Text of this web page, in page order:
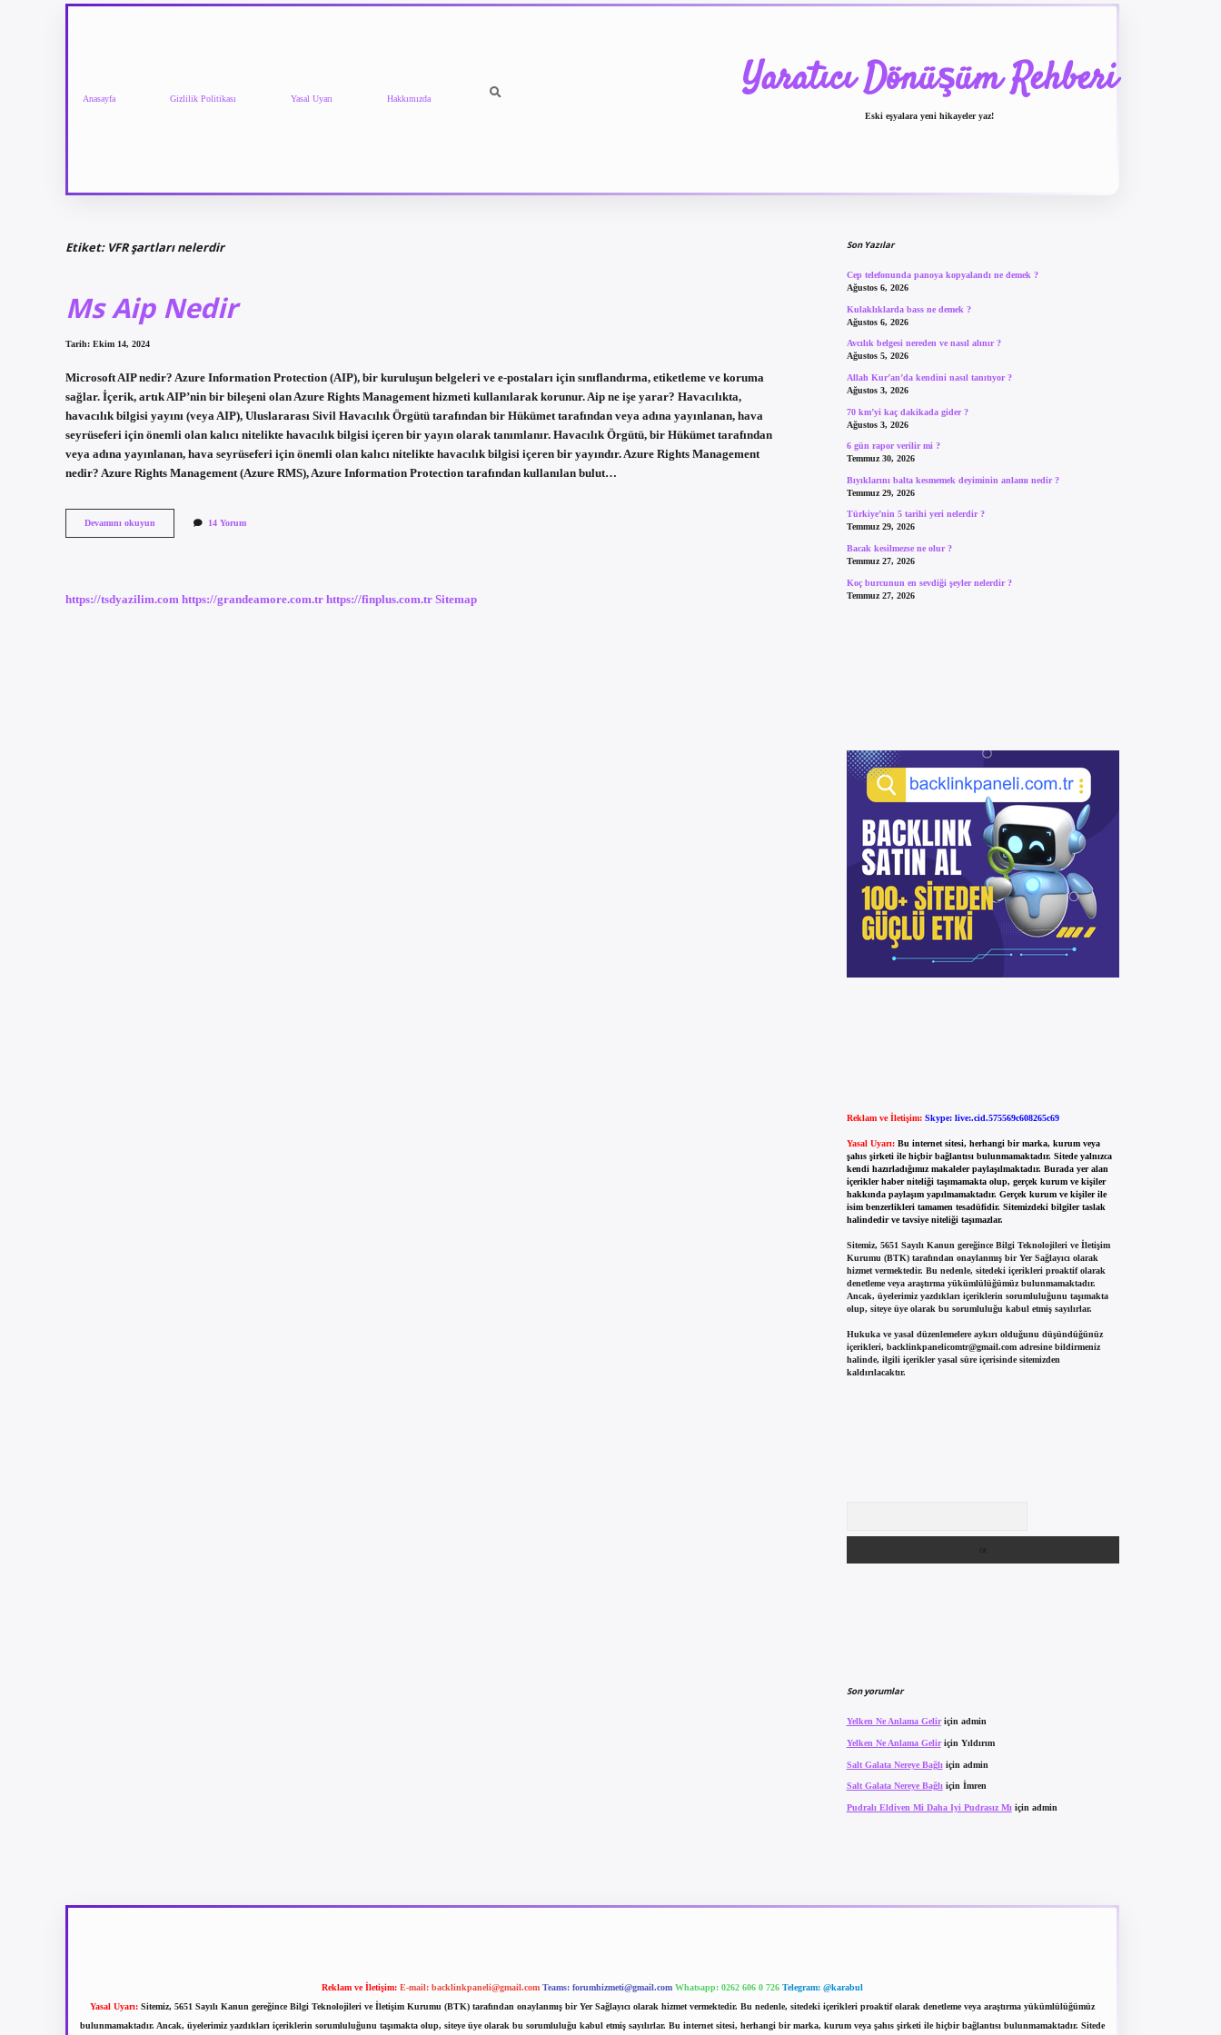
Anasayfa Gizlilik Politikası Yasal Uyarı Hakkımızda Yaratıcı Dönüşüm Rehberi
Eski eşyalara yeni hikayeler yaz!
Etiket: VFR şartları nelerdir
Ms Aip Nedir
Tarih: Ekim 14, 2024
Microsoft AIP nedir? Azure Information Protection (AIP), bir kuruluşun belgeleri ve e-postaları için sınıflandırma, etiketleme ve koruma
sağlar. İçerik, artık AIP’nin bir bileşeni olan Azure Rights Management hizmeti kullanılarak korunur. Aip ne işe yarar? Havacılıkta,
havacılık bilgisi yayını (veya AIP), Uluslararası Sivil Havacılık Örgütü tarafından bir Hükümet tarafından veya adına yayınlanan, hava
seyrüseferi için önemli olan kalıcı nitelikte havacılık bilgisi içeren bir yayın olarak tanımlanır. Havacılık Örgütü, bir Hükümet tarafından
veya adına yayınlanan, hava seyrüseferi için önemli olan kalıcı nitelikte havacılık bilgisi içeren bir yayındır. Azure Rights Management
nedir? Azure Rights Management (Azure RMS), Azure Information Protection tarafından kullanılan bulut…
Devamını okuyun
Aip
14 Yorum
https://tsdyazilim.com https://grandeamore.com.tr https://finplus.com.tr Sitemap
Son Yazılar
Cep telefonunda panoya kopyalandı ne demek ?
Ağustos 6, 2026
Kulaklıklarda bass ne demek ?
Ağustos 6, 2026
Avcılık belgesi nereden ve nasıl alınır ?
Ağustos 5, 2026
Allah Kur’an’da kendini nasıl tanıtıyor ?
Ağustos 3, 2026
70 km’yi kaç dakikada gider ?
Ağustos 3, 2026
6 gün rapor verilir mi ?
Temmuz 30, 2026
Bıyıklarını balta kesmemek deyiminin anlamı nedir ?
Temmuz 29, 2026
Türkiye’nin 5 tarihi yeri nelerdir ?
Temmuz 29, 2026
Bacak kesilmezse ne olur ?
Temmuz 27, 2026
Koç burcunun en sevdiği şeyler nelerdir ?
Temmuz 27, 2026
Reklam ve İletişim: Skype: live:.cid.575569c608265c69
Yasal Uyarı: Bu internet sitesi, herhangi bir marka, kurum veya
şahıs şirketi ile hiçbir bağlantısı bulunmamaktadır. Sitede yalnızca
kendi hazırladığımız makaleler paylaşılmaktadır. Burada yer alan
içerikler haber niteliği taşımamakta olup, gerçek kurum ve kişiler
hakkında paylaşım yapılmamaktadır. Gerçek kurum ve kişiler ile
isim benzerlikleri tamamen tesadüfidir. Sitemizdeki bilgiler taslak
halindedir ve tavsiye niteliği taşımazlar.
Sitemiz, 5651 Sayılı Kanun gereğince Bilgi Teknolojileri ve İletişim
Kurumu (BTK) tarafından onaylanmış bir Yer Sağlayıcı olarak
hizmet vermektedir. Bu nedenle, sitedeki içerikleri proaktif olarak
denetleme veya araştırma yükümlülüğümüz bulunmamaktadır.
Ancak, üyelerimiz yazdıkları içeriklerin sorumluluğunu taşımakta
olup, siteye üye olarak bu sorumluluğu kabul etmiş sayılırlar.
Hukuka ve yasal düzenlemelere aykırı olduğunu düşündüğünüz
içerikleri, backlinkpanelicomtr@gmail.comadresine bildirmeniz
halinde, ilgili içerikler yasal süre içerisinde sitemizden
kaldırılacaktır.
Son yorumlar
Yelken Ne Anlama Geliriçin admin
Yelken Ne Anlama Geliriçin Yıldırım
Salt Galata Nereye Bağlı için admin
Salt Galata Nereye Bağlı için İmren
Pudralı Eldiven Mi Daha Iyi Pudrasız Mı için admin
Reklam ve İletişim: E-mail: backlinkpaneli@gmail.com Teams: forumhizmeti@gmail.com Whatsapp: 0262 606 0 726 Telegram: @karabul
Yasal Uyarı: Sitemiz, 5651 Sayılı Kanun gereğince Bilgi Teknolojileri ve İletişim Kurumu (BTK) tarafından onaylanmış bir Yer Sağlayıcı olarak hizmet vermektedir. Bu nedenle, sitedeki içerikleri proaktif olarak denetleme veya araştırma yükümlülüğümüz
bulunmamaktadır. Ancak, üyelerimiz yazdıkları içeriklerin sorumluluğunu taşımakta olup, siteye üye olarak bu sorumluluğu kabul etmiş sayılırlar. Bu internet sitesi, herhangi bir marka, kurum veya şahıs şirketi ile hiçbir bağlantısı bulunmamaktadır. Sitede